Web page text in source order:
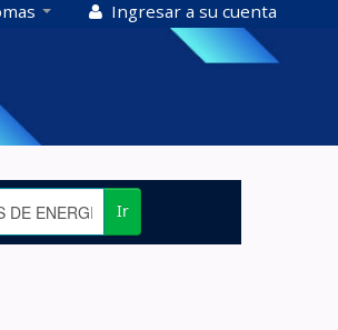
Ingresar a su cuenta
Ir